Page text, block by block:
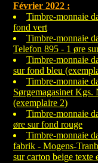
Février 2022 :
Timbre-monnaie
fond vert
Timbre-monnaie
Telefon 895 - 1 øre
Timbre-monnaie
sur fond bleu
Timbre-monnaie
Sørgemagasinet
(exemplaire 2)
Timbre-monnaie
øre sur fond rouge
Timbre-monnaie
fabrik - Mogens-
sur carton beige texte